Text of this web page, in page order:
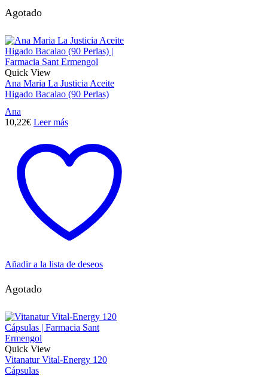
Agotado
Quick View
Ana Maria La Justicia Aceite
Higado Bacalao (90 Perlas)
Ana
10,22€ Leer más
Añadir a la lista de deseos
Agotado
Quick View
Vitanatur Vital-Energy 120
Cápsulas